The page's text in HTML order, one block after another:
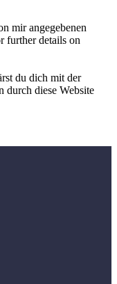
mir angegebenen
further details on
du dich mit der
durch diese Website